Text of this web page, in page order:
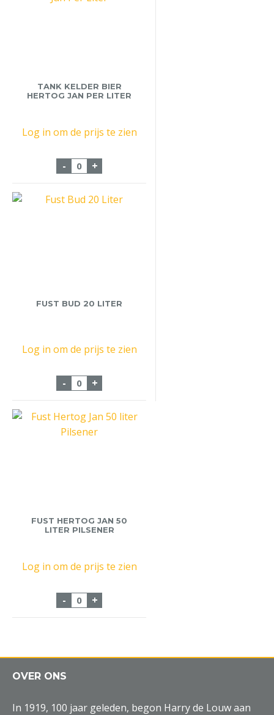
TANK KELDER BIER
HERTOG JAN PER LITER
Log in om de prijs te zien
- Tank Kelder Bier Hertog Jan Per Liter
+
FUST BUD 20 LITER
Log in om de prijs te zien
- Fust Bud 20 Liter aantal
+
FUST HERTOG JAN 50
LITER PILSENER
Log in om de prijs te zien
- Fust Hertog Jan 50 liter Pilsener aantal
+
OVER ONS
In 1919, 100 jaar geleden, begon Harry de Louw aan